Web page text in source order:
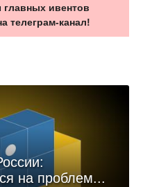
главных ивентов
телеграм-канал!
на проблем...